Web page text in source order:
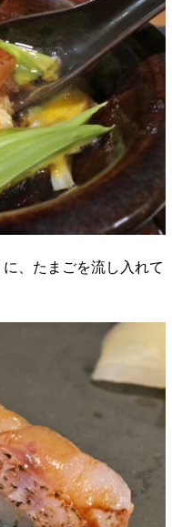
、たまごを流し入れて